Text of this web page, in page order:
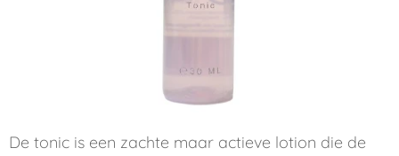
De tonic is een zachte maar actieve lotion die de